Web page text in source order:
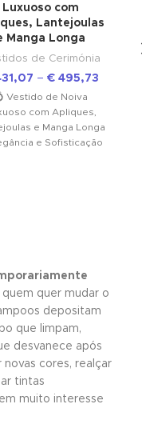
Luxuoso com
Lantejoulas
Manga Longa
de Cerimónia
– €495,73
Vestido de Noiva
com Apliques,
e Manga Longa
e Sofisticação
quer mudar o
depositam
que limpam,
desvanece após
novas cores, realçar
tintas
muito interesse